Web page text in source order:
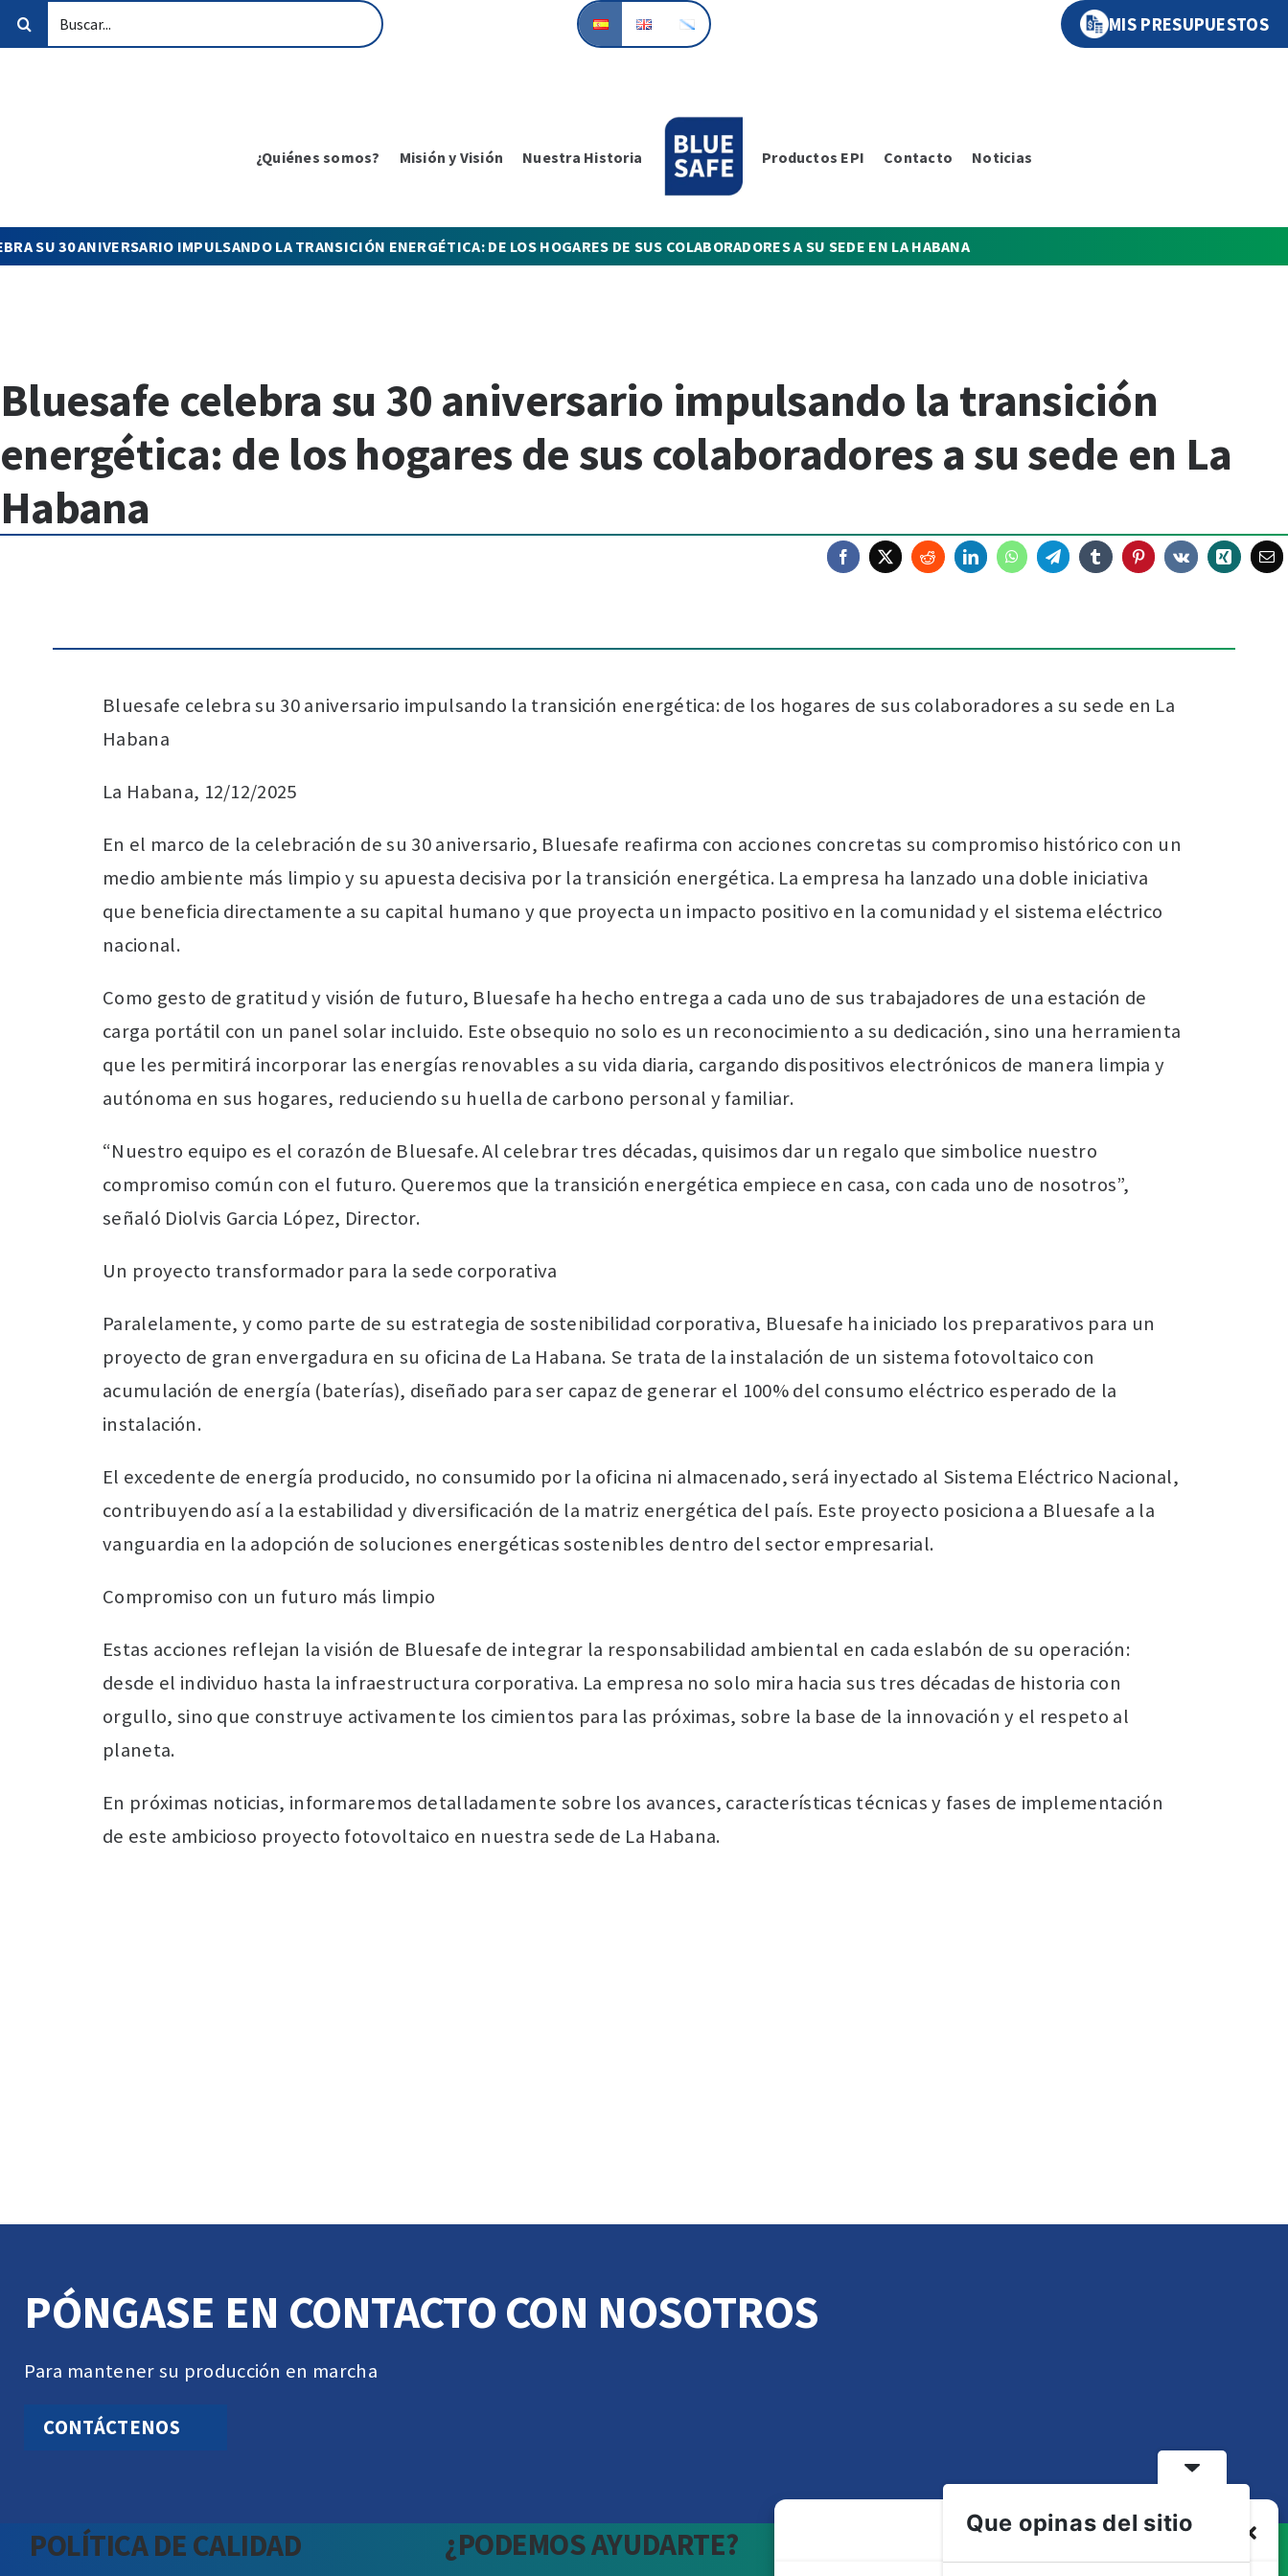
Gestionar consentimiento
Saltar
Buscar: MIS PRESUPUESTOS
¿Quiénes somos? Misión y Visión Nuestra Historia Productos EPI Contacto Noticias
SU 30 ANIVERSARIO IMPULSANDO LA TRANSICIÓN ENERGÉTICA: DE LOS HOGARES DE SUS COLABORADORES A SU SEDE EN LA HABANA
Bluesafe celebra su 30 aniversario impulsando la transición
energética: de los hogares de sus colaboradores a su sede en La
Habana
Bluesafe celebra su 30 aniversario impulsando la transición energética: de los hogares de sus colaboradores a su sede en La
Habana
La Habana, 12/12/2025
En el marco de la celebración de su 30 aniversario, Bluesafe reafirma con acciones concretas su compromiso histórico con un
medio ambiente más limpio y su apuesta decisiva por la transición energética. La empresa ha lanzado una doble iniciativa
que beneficia directamente a su capital humano y que proyecta un impacto positivo en la comunidad y el sistema eléctrico
nacional.
Como gesto de gratitud y visión de futuro, Bluesafe ha hecho entrega a cada uno de sus trabajadores de una estación de
carga portátil con un panel solar incluido. Este obsequio no solo es un reconocimiento a su dedicación, sino una herramienta
que les permitirá incorporar las energías renovables a su vida diaria, cargando dispositivos electrónicos de manera limpia y
autónoma en sus hogares, reduciendo su huella de carbono personal y familiar.
“Nuestro equipo es el corazón de Bluesafe. Al celebrar tres décadas, quisimos dar un regalo que simbolice nuestro
compromiso común con el futuro. Queremos que la transición energética empiece en casa, con cada uno de nosotros”,
señaló Diolvis Garcia López, Director.
Un proyecto transformador para la sede corporativa
Paralelamente, y como parte de su estrategia de sostenibilidad corporativa, Bluesafe ha iniciado los preparativos para un
proyecto de gran envergadura en su oficina de La Habana. Se trata de la instalación de un sistema fotovoltaico con
acumulación de energía (baterías), diseñado para ser capaz de generar el 100% del consumo eléctrico esperado de la
instalación.
El excedente de energía producido, no consumido por la oficina ni almacenado, será inyectado al Sistema Eléctrico Nacional,
contribuyendo así a la estabilidad y diversificación de la matriz energética del país. Este proyecto posiciona a Bluesafe a la
vanguardia en la adopción de soluciones energéticas sostenibles dentro del sector empresarial.
Compromiso con un futuro más limpio
Estas acciones reflejan la visión de Bluesafe de integrar la responsabilidad ambiental en cada eslabón de su operación:
desde el individuo hasta la infraestructura corporativa. La empresa no solo mira hacia sus tres décadas de historia con
orgullo, sino que construye activamente los cimientos para las próximas, sobre la base de la innovación y el respeto al
planeta.
En próximas noticias, informaremos detalladamente sobre los avances, características técnicas y fases de implementación
de este ambicioso proyecto fotovoltaico en nuestra sede de La Habana.
PÓNGASE EN CONTACTO CON NOSOTROS
Para mantener su producción en marcha
CONTÁCTENOS
POLÍTICA DE CALIDAD ¿PODEMOS AYUDARTE?
Que opinas del sitio